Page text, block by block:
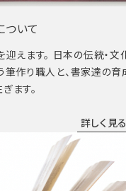
ついて
えます。 日本の伝統・文
筆作り職人と、書家達の育
ます。
詳しく見る